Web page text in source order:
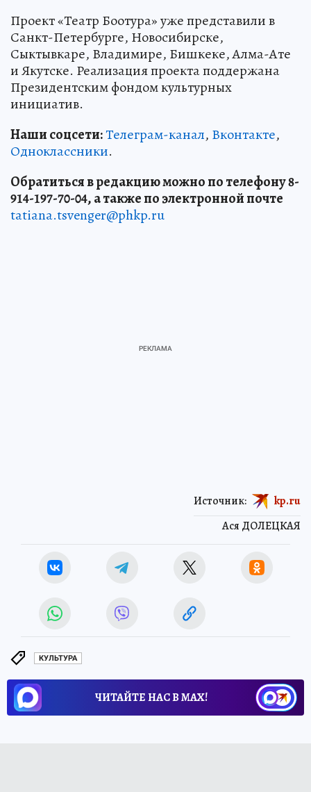
Проект «Театр Боотура» уже представили в
Санкт-Петербурге, Новосибирске,
Сыктывкаре, Владимире, Бишкеке, Алма-Ате
и Якутске. Реализация проекта поддержана
Президентским фондом культурных
инициатив.
Наши соцсети:Телеграм-канал, Вконтакте,
Одноклассники.
Обратиться в редакцию можно по телефону 8-
914-197-70-04, а также по электронной почте
tatiana.tsvenger@phkp.ru
Ася ДОЛЕЦКАЯ
Источник: kp.ru
КУЛЬТУРА
ЧИТАЙТЕ НАС В МАХ!